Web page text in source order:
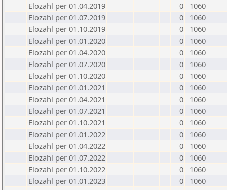
Elozahl per 01.04.2019
0
1060
Elozahl per 01.07.2019
0
1060
Elozahl per 01.10.2019
0
1060
Elozahl per 01.01.2020
0
1060
Elozahl per 01.04.2020
0
1060
Elozahl per 01.07.2020
0
1060
Elozahl per 01.10.2020
0
1060
Elozahl per 01.01.2021
0
1060
Elozahl per 01.04.2021
0
1060
Elozahl per 01.07.2021
0
1060
Elozahl per 01.10.2021
0
1060
Elozahl per 01.01.2022
0
1060
Elozahl per 01.04.2022
0
1060
Elozahl per 01.07.2022
0
1060
Elozahl per 01.10.2022
0
1060
Elozahl per 01.01.2023
0
1060